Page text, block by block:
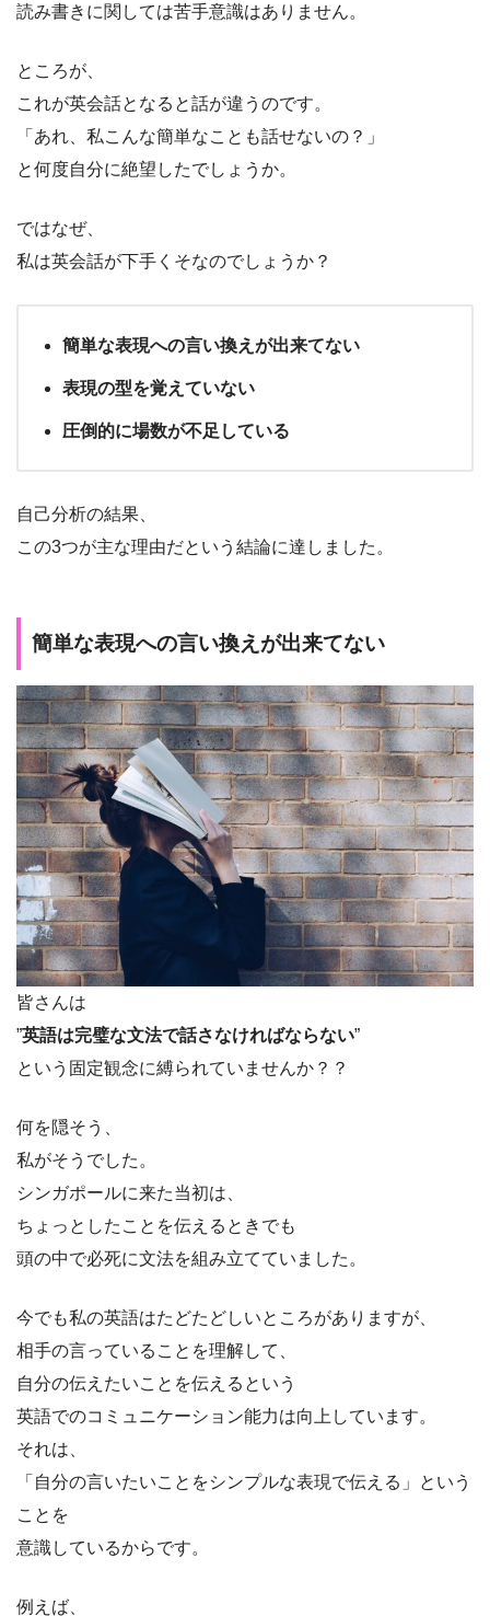
読み書きに関しては苦手意識はありません。
ところが、
これが英会話となると話が違うのです。
「あれ、私こんな簡単なことも話せないの？」
と何度自分に絶望したでしょうか。
ではなぜ、
私は英会話が下手くそなのでしょうか？
簡単な表現への言い換えが出来てない
表現の型を覚えていない
圧倒的に場数が不足している
自己分析の結果、
この3つが主な理由だという結論に達しました。
簡単な表現への言い換えが出来てない
皆さんは
”英語は完璧な文法で話さなければならない”
という固定観念に縛られていませんか？？
何を隠そう、
私がそうでした。
シンガポールに来た当初は、
ちょっとしたことを伝えるときでも
頭の中で必死に文法を組み立てていました。
今でも私の英語はたどたどしいところがありますが、
相手の言っていることを理解して、
自分の伝えたいことを伝えるという
英語でのコミュニケーション能力は向上しています。
それは、
「自分の言いたいことをシンプルな表現で伝える」という
ことを
意識しているからです。
例えば、